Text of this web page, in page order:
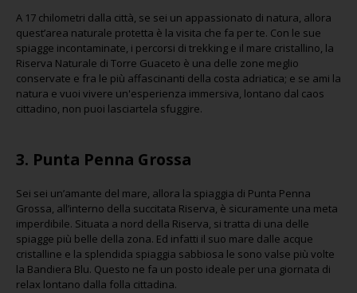
A 17 chilometri dalla città, se sei un appassionato di natura, allora
quest’area naturale protetta è la visita che fa per te. Con le sue
spiagge incontaminate, i percorsi di trekking e il mare cristallino, la
Riserva Naturale di Torre Guaceto è una delle zone meglio
conservate e fra le più affascinanti della costa adriatica; e se ami la
natura e vuoi vivere un'esperienza immersiva, lontano dal caos
cittadino, non puoi lasciartela sfuggire.
3. Punta Penna Grossa
Sei sei un’amante del mare, allora la spiaggia di Punta Penna
Grossa, all’interno della succitata Riserva, è sicuramente una meta
imperdibile. Situata a nord della Riserva, si tratta di una delle
spiagge più belle della zona. Ed infatti il suo mare dalle acque
cristalline e la splendida spiaggia sabbiosa le sono valse più volte
la Bandiera Blu. Questo ne fa un posto ideale per una giornata di
relax lontano dalla folla cittadina.